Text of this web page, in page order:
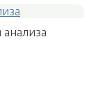
анализа